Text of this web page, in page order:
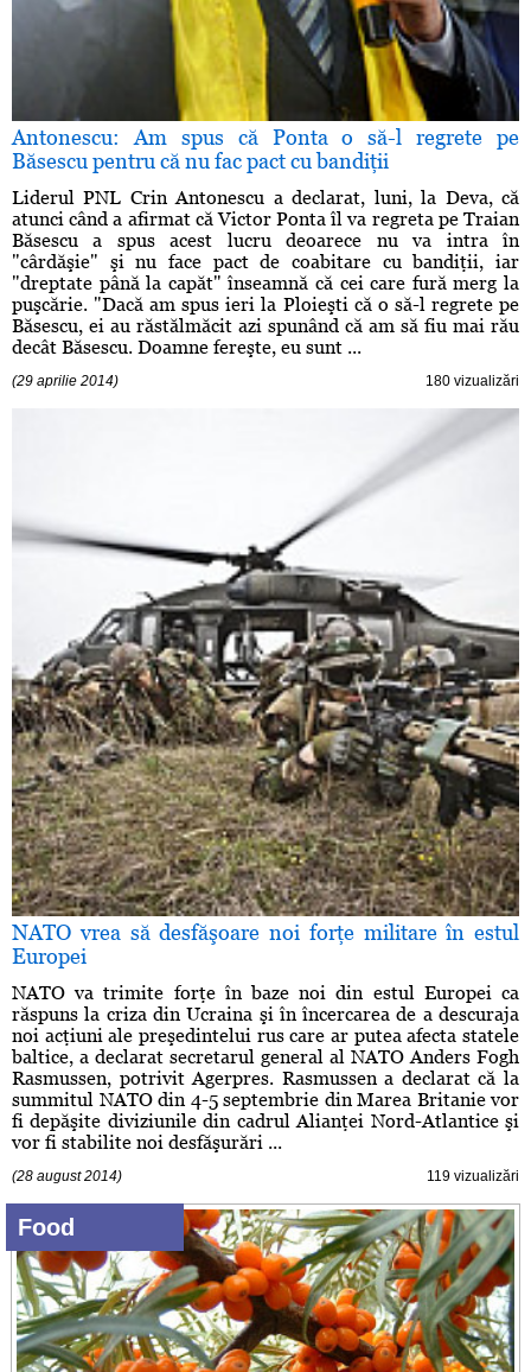
Antonescu: Am spus că Ponta o să-l regrete pe
Băsescu pentru că nu fac pact cu bandiţii
Liderul PNL Crin Antonescu a declarat, luni, la Deva, că
atunci când a afirmat că Victor Ponta îl va regreta pe Traian
Băsescu a spus acest lucru deoarece nu va intra în
"cârdăşie" şi nu face pact de coabitare cu bandiţii, iar
"dreptate până la capăt" înseamnă că cei care fură merg la
puşcărie. "Dacă am spus ieri la Ploieşti că o să-l regrete pe
Băsescu, ei au răstălmăcit azi spunând că am să fiu mai rău
decât Băsescu. Doamne fereşte, eu sunt ...
(29 aprilie 2014) 180 vizualizări
NATO vrea să desfăşoare noi forţe militare în estul
Europei
NATO va trimite forţe în baze noi din estul Europei ca
răspuns la criza din Ucraina şi în încercarea de a descuraja
noi acţiuni ale preşedintelui rus care ar putea afecta statele
baltice, a declarat secretarul general al NATO Anders Fogh
Rasmussen, potrivit Agerpres. Rasmussen a declarat că la
summitul NATO din 4-5 septembrie din Marea Britanie vor
fi depăşite diviziunile din cadrul Alianţei Nord-Atlantice şi
vor fi stabilite noi desfăşurări ...
(28 august 2014) 119 vizualizări
Food